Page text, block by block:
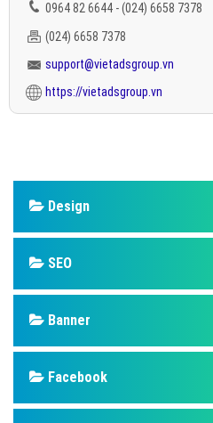
0964 82 6644 - (024) 6658 7378
(024) 6658 7378
support@vietadsgroup.vn
https://vietadsgroup.vn